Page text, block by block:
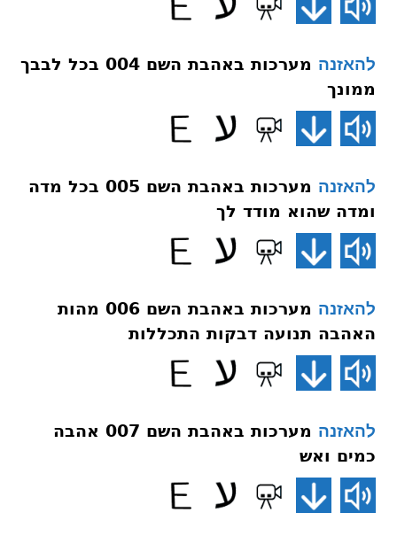
להאזנה
מערכות באהבת השם 004 בכל לבבך
ממונך
להאזנה
מערכות באהבת השם 005 בכל מדה
ומדה שהוא מודד לך
להאזנה
מערכות באהבת השם 006 מהות
האהבה תנועה דבקות התכללות
להאזנה
מערכות באהבת השם 007 אהבה
כמים ואש